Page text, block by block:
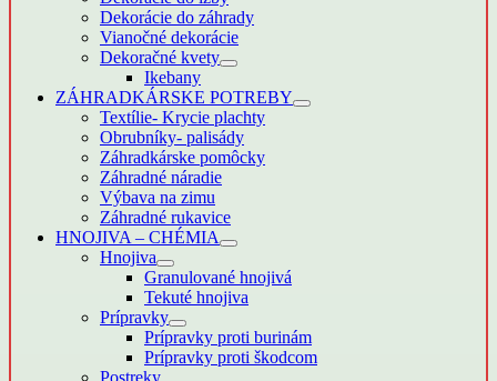
Dekorácie do záhrady
Vianočné dekorácie
Dekoračné kvety
Ikebany
ZÁHRADKÁRSKE POTREBY
Textílie- Krycie plachty
Obrubníky- palisády
Záhradkárske pomôcky
Záhradné náradie
Výbava na zimu
Záhradné rukavice
HNOJIVA – CHÉMIA
Hnojiva
Granulované hnojivá
Tekuté hnojiva
Prípravky
Prípravky proti burinám
Prípravky proti škodcom